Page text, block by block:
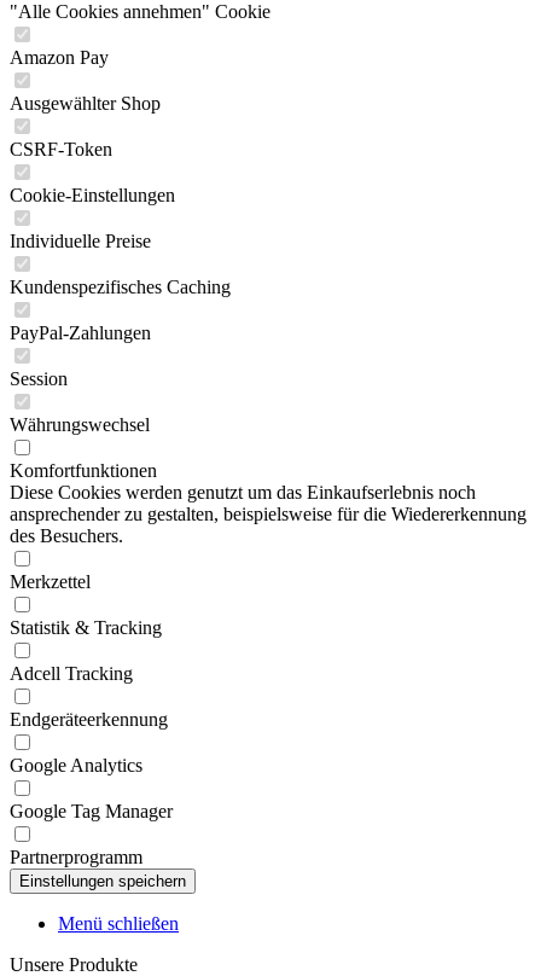
"Alle Cookies annehmen" Cookie
Amazon Pay
Ausgewählter Shop
CSRF-Token
Cookie-Einstellungen
Individuelle Preise
Kundenspezifisches Caching
PayPal-Zahlungen
Session
Währungswechsel
Komfortfunktionen
Diese Cookies werden genutzt um das Einkaufserlebnis noch
ansprechender zu gestalten, beispielsweise für die Wiedererkennung
des Besuchers.
Merkzettel
Statistik & Tracking
Adcell Tracking
Endgeräteerkennung
Google Analytics
Google Tag Manager
Partnerprogramm
Menü schließen
Unsere Produkte